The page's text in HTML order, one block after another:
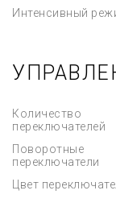
Интенсивный
Количество
переключателей
Поворотные
переключатели
Цвет